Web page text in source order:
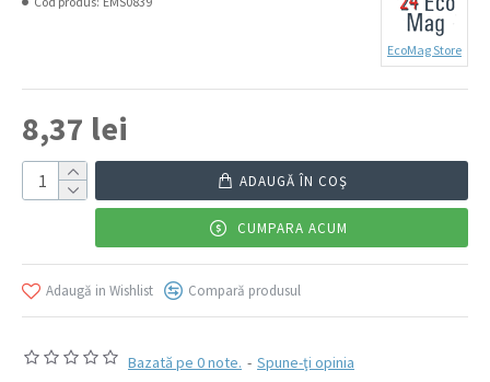
Bazată pe 0 note. - Spune-ţi opinia
8,37 lei
EcoMag Store
ADAUGĂ ÎN COŞ
CUMPARA ACUM
Adaugă in Wishlist Compară produsul